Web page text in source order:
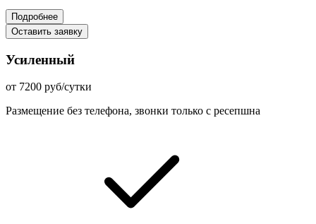
Подробнее
Оставить заявку
Усиленный
от 7200 руб/сутки
Размещение без телефона, звонки только с ресепшна